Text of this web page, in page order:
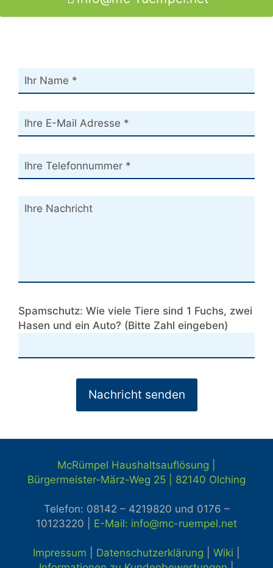
Spamschutz: Wie viele Tiere sind 1 Fuchs, zwei
Hasen und ein Auto? (Bitte Zahl eingeben)
McRümpel Haushaltsauflösung |
Bürgermeister-März-Weg 25 | 82140 Olching
Telefon: 08142 – 4219820 und 0176 –
10123220 | E-Mail: info@mc-ruempel.net
Impressum Datenschutzerklärung Wiki